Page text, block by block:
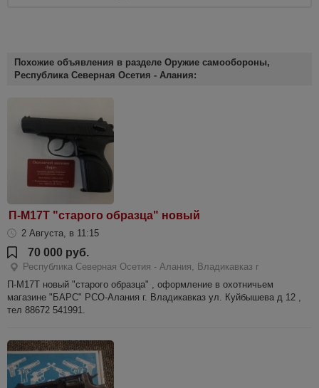
Похожие объявления в разделе Оружие самообороны,
Республика Северная Осетия - Алания:
П-М17Т "старого образца" новый
2 Августа, в 11:15
70 000 руб.
Республика Северная Осетия - Алания, Владикавказ г
П-М17Т новый "старого образца" , оформление в охотничьем
магазине "БАРС" РСО-Алания г. Владикавказ ул. Куйбышева д 12 ,
тел 88672 541991.